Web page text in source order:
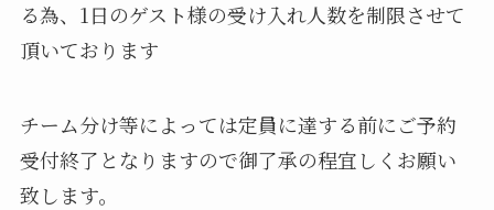
る為、1日のゲスト様の受け入れ人数を制限させて
頂いております
チーム分け等によっては定員に達する前にご予約
受付終了となりますので御了承の程宜しくお願い
致します。